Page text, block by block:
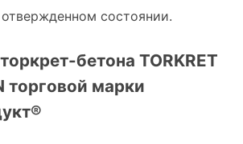
состоянии.
бетона TORKRET
торговой марки